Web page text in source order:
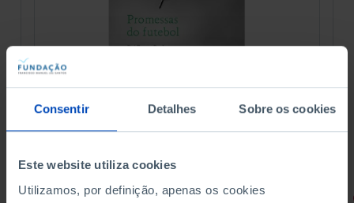
Consentir Detalhes Sobre os cookies
Este website utiliza cookies
Utilizamos, por definição, apenas os cookies
RETRATOS